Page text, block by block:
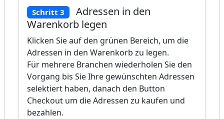
Schritt 3
Adressen in den
Warenkorb legen
Klicken Sie auf den grünen Bereich, um die
Adressen in den Warenkorb zu legen.
Für mehrere Branchen wiederholen Sie den
Vorgang bis Sie Ihre gewünschten Adressen
selektiert haben, danach den Button
Checkout um die Adressen zu kaufen und
bezahlen.